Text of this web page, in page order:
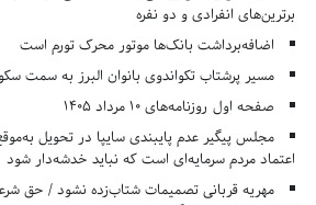
برترین‌های انفرادی و دو نفره
اضافه‌برداشت بانک‌ها موتور محرک تورم است
مسیر پرشتاب تکواندوی بانوان البرز به سمت
صفحه اول روزنامه‌های 10 مرداد 1405
مجلس پیگیر عدم پایبندی سایپا در تحویل
اعتماد مردم سرمایه‌ای است که نباید خدشه‌دار شود
مهریه قربانی تصمیمات شتاب‌زده نشود / حق